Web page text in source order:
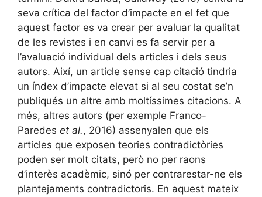
seva crítica del factor d’impacte en el fet que
aquest factor es va crear per avaluar la qualitat
de les revistes i en canvi es fa servir per a
l’avaluació individual dels articles i dels seus
autors. Així, un article sense cap citació tindria
un índex d’impacte elevat si al seu costat se’n
publiqués un altre amb moltíssimes citacions. A
més, altres autors (per exemple Franco-
Paredes et al., 2016) assenyalen que els
articles que exposen teories contradictòries
poden ser molt citats, però no per raons
d’interès acadèmic, sinó per contrarestar-ne els
plantejaments contradictoris. En aquest mateix